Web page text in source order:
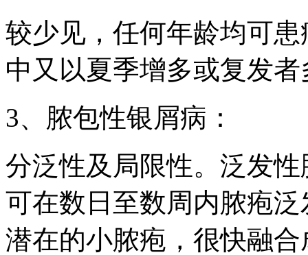
较少见，任何年龄均可
中又以夏季增多或复发者
3、脓包性银屑病：
分泛性及局限性。泛发
可在数日至数周内脓疱
潜在的小脓疱，很快融